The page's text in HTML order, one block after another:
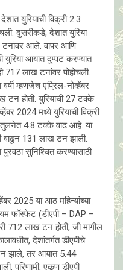
युरियाची विक्री 2.3
दुसरीकडे, देशात युरिया
आले. वापर आणि
युरिया आयात दुप्पट करण्यात
717 लाख टनांवर पोहोचली.
म्हणजेच एप्रिल-नोव्हेंबर
टन होती. युरियाची 27 टक्के
2024 मध्ये युरियाची विक्री
तुलनेत 4.8 टक्के वाढ आहे. या
वाढून 131 लाख टन झाली.
पुरवठा सुनिश्चित करण्यासाठी
2025 या आठ महिन्यांच्या
फॉस्फेट (डीएपी – DAP –
लाख टन होती, जी मागील
देशांतर्गत डीएपीचे
झाले, तर आयात 5.44
परिणामी, एकूण डीएपी